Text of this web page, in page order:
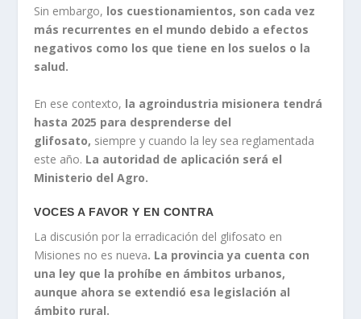
Sin embargo, los cuestionamientos, son cada vez
más recurrentes en el mundo debido a efectos
negativos como los que tiene en los suelos o la
salud.
En ese contexto, la agroindustria misionera tendrá
hasta 2025 para desprenderse del
glifosato, siempre y cuando la ley sea reglamentada
este año. La autoridad de aplicación será el
Ministerio del Agro.
VOCES A FAVOR Y EN CONTRA
La discusión por la erradicación del glifosato en
Misiones no es nueva. La provincia ya cuenta con
una ley que la prohíbe en ámbitos urbanos,
aunque ahora se extendió esa legislación al
ámbito rural.